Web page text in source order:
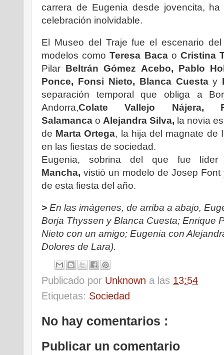
carrera de Eugenia desde jovencita,
celebración inolvidable.
El Museo del Traje fue el escenario
modelos comoTeresa Bacao Cristina
Pilar Beltrán Gómez Acebo, Pablo
Ponce, Fonsi Nieto, Blanca Cuestay
separación temporal que obliga a
Andorra,Colate Vallejo
Salamanca o Alejandra Silva, la novia
de Marta Ortega, la hija del magnate de
en las fiestas de sociedad.
Eugenia, sobrina del que fue
Mancha, vistió un modelo de Josep
de esta fiesta del año.
> En las imágenes, de arriba a abajo,
Borja Thyssen y Blanca Cuesta; Enrique
Nieto con un amigo; Eugenia con
Dolores de Lara).
Publicado por Unknown a las 13:54
Etiquetas: Sociedad
No hay comentarios :
Publicar un comentario